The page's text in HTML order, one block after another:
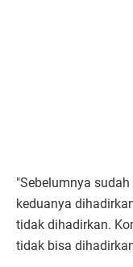
"Sebelumnya
keduanya
tidak dihadirkan.
tidak bisa